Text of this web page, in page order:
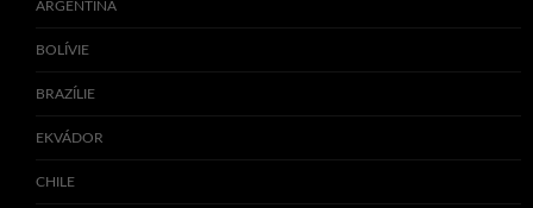
ARGENTINA
BOLÍVIE
BRAZÍLIE
EKVÁDOR
CHILE